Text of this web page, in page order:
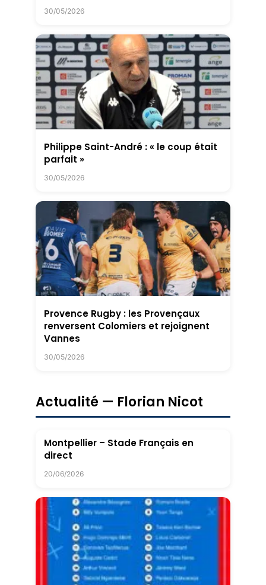
30/05/2026
Philippe Saint-André : « le coup était
parfait »
30/05/2026
Provence Rugby : les Provençaux
renversent Colomiers et rejoignent
Vannes
30/05/2026
Actualité — Florian Nicot
Montpellier – Stade Français en
direct
20/06/2026